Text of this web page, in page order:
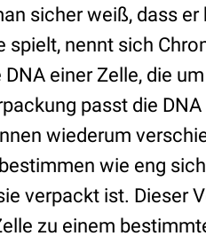
sicher weiß, dass
spielt, nennt sich
einer Zelle, die
passt die
wiederum
wie eng
verpackt ist. Dieser
zu einem